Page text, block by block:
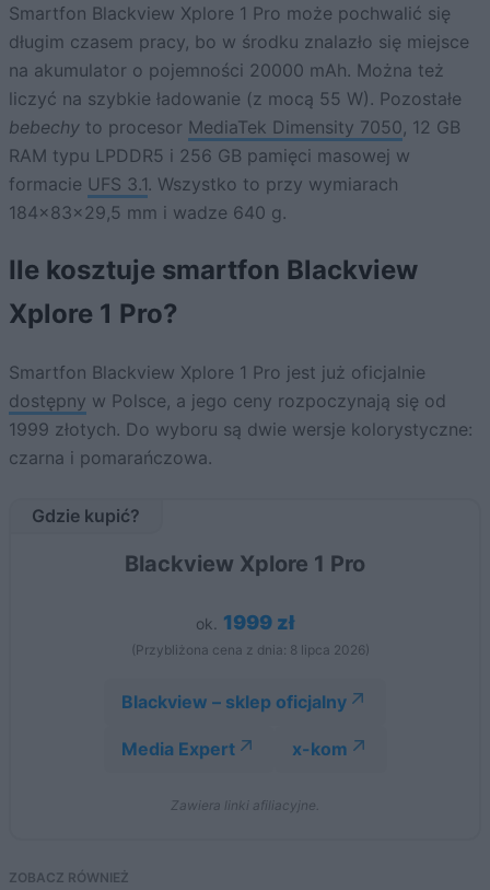
Smartfon Blackview Xplore 1 Pro może pochwalić się
długim czasem pracy, bo w środku znalazło się miejsce
na akumulator o pojemności 20000 mAh. Można też
liczyć na szybkie ładowanie (z mocą 55 W). Pozostałe
bebechy to procesor MediaTek Dimensity 7050, 12 GB
RAM typu LPDDR5 i 256 GB pamięci masowej w
formacie UFS 3.1. Wszystko to przy wymiarach
184×83×29,5 mm i wadze 640 g.
Ile kosztuje smartfon Blackview
Xplore 1 Pro?
Smartfon Blackview Xplore 1 Pro jest już oficjalnie
dostępny w Polsce, a jego ceny rozpoczynają się od
1999 złotych. Do wyboru są dwie wersje kolorystyczne:
czarna i pomarańczowa.
Gdzie kupić?
Blackview Xplore 1 Pro
ok. 1999 zł
(Przybliżona cena z dnia: 8 lipca 2026)
Blackview – sklep oficjalny
Media Expert x-kom
Zawiera linki afiliacyjne.
ZOBACZ RÓWNIEŻ